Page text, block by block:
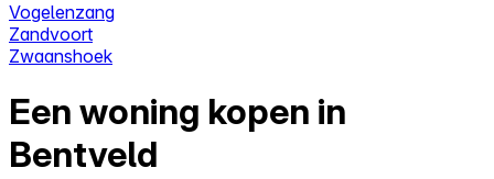
Vogelenzang
Zandvoort
Zwaanshoek
Een woning kopen in
Bentveld